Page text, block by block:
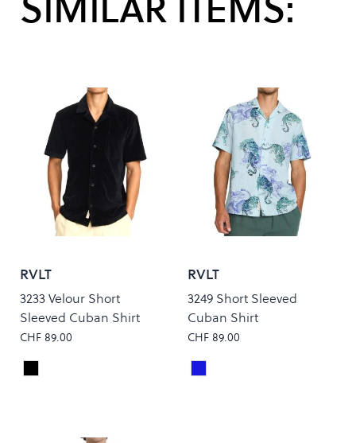
RVLT
3233 Velour Short
Sleeved Cuban Shirt
CHF 89.00
Colour
Black
RVLT
3249 Short Sleeved
Cuban Shirt
CHF 89.00
Colour
Blue